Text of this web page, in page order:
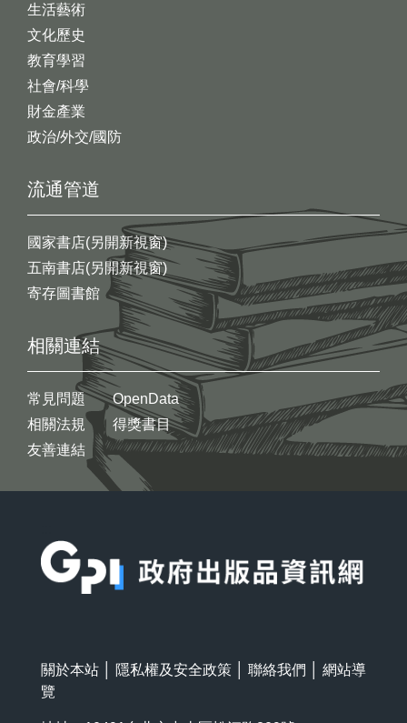
生活藝術
文化歷史
教育學習
社會/科學
財金產業
政治/外交/國防
流通管道
國家書店(另開新視窗)
五南書店(另開新視窗)
寄存圖書館
相關連結
常見問題
相關法規
友善連結
OpenData
得獎書目
關於本站 隱私權及安全政策 聯絡我們
網站導
覽